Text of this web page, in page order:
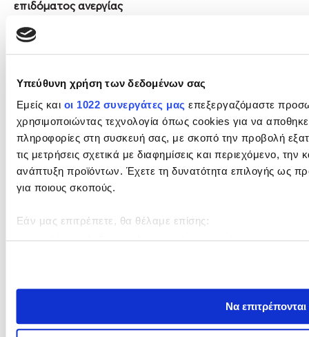
Υπεύθυνη χρήση των δεδομένων σας
Εμείς και οι 1022 συνεργάτες μας επεξεργαζόμαστε
χρησιμοποιώντας τεχνολογία όπως cookies για να
πληροφορίες στη συσκευή σας, με σκοπό την προβολή
τις μετρήσεις σχετικά με διαφημίσεις και περιεχόμενο,
ανάπτυξη προϊόντων. Έχετε τη δυνατότητα επιλογής ως
για ποιους σκοπούς.
Εάν μας επιτρέπετε, θα θέλαμε επίσης:
Να συλλέξουμε πληροφορίες σχετικά με τη
(δακτυλικό αποτύπωμα)
Μάθετε περισσότερα σχετικά με τον τρόπο
τις προτιμήσεις σας στηνενότητα “Λεπτομέρειες”.
Να
επιδόματος ανεργίας
(σε ευρώ)
2021
Κατώτατος μισθός 650 663
Κατώτατο
ημερομίσθιο
29,04 29,62
Μισθός σε 12μηνη
758,3 773,5
Επίδομα ανεργίας 399 407